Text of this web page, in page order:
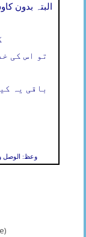
البتہ بدون
تو اس کی
باقی یہ
وعظ: الوصل